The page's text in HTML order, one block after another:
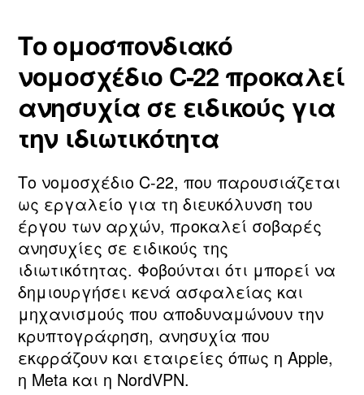
Το ομοσπονδιακό
νομοσχέδιο C‑22 προκαλεί
ανησυχία σε ειδικούς για
την ιδιωτικότητα
Το νομοσχέδιο C‑22, που παρουσιάζεται
ως εργαλείο για τη διευκόλυνση του
έργου των αρχών, προκαλεί σοβαρές
ανησυχίες σε ειδικούς της
ιδιωτικότητας. Φοβούνται ότι μπορεί να
δημιουργήσει κενά ασφαλείας και
μηχανισμούς που αποδυναμώνουν την
κρυπτογράφηση, ανησυχία που
εκφράζουν και εταιρείες όπως η Apple,
η Meta και η NordVPN.